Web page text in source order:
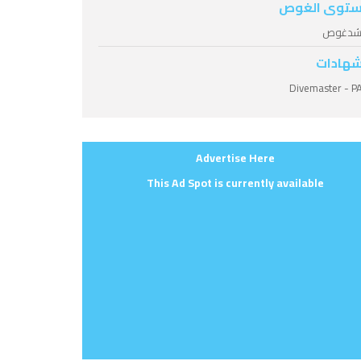
الغوص
Divemaster -
Advertise Here
This Ad Spot is currently available